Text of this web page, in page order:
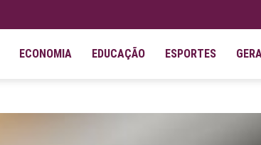
ECONOMIA EDUCAÇÃO ESPORTES